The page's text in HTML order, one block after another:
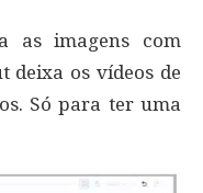
as imagens com
deixa os vídeos de
Só para ter uma